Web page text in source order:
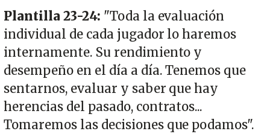
Plantilla 23-24: "Toda la evaluación
individual de cada jugador lo haremos
internamente. Su rendimiento y
desempeño en el día a día. Tenemos que
sentarnos, evaluar y saber que hay
herencias del pasado, contratos...
Tomaremos las decisiones que podamos".